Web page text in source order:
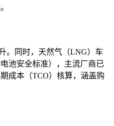
。同时，天然气（LNG）车
池安全标准），主流厂商已
成本（TCO）核算，涵盖购